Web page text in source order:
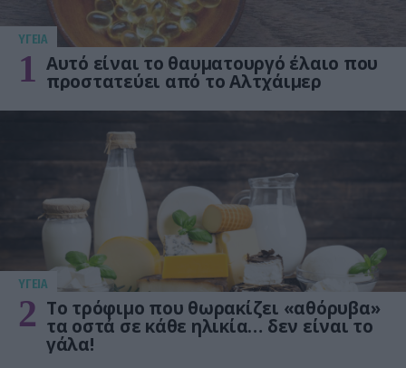
ΥΓΕΙΑ
1 Αυτό είναι το θαυματουργό έλαιο που
προστατεύει από το Αλτχάιμερ
ΥΓΕΙΑ
2 Το τρόφιμο που θωρακίζει «αθόρυβα»
τα οστά σε κάθε ηλικία… δεν είναι το
γάλα!